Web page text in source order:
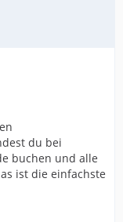
du bei
buchen und alle
ist die einfachste